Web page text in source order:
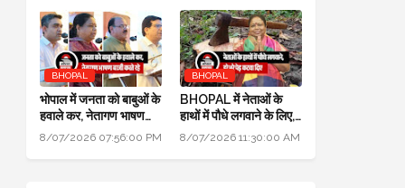
BHOPAL
भोपाल में जनता को बाबुओं के
हवाले कर, नेतागण भाषण
बाजी करते रहे: मुख्यमंत्री
8/07/2026 07:56:00 PM
BHOPAL
BHOPAL में नेताओं के
हाथों में पौधे लगवाने के लिए,
700 हरे भरे पेड़ कटवा दिए
8/07/2026 11:30:00 AM